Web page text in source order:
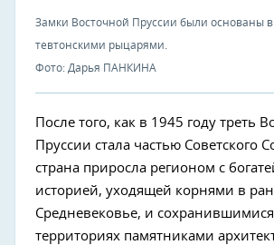
Замки Восточной Пруссии были основаны в
тевтонскими рыцарями.
Фото: Дарья ПАНКИНА
После того, как в 1945 году треть
Пруссии стала частью Советского
страна приросла регионом с
историей, уходящей корнями в
Средневековье, и сохранившимися
территориях памятниками